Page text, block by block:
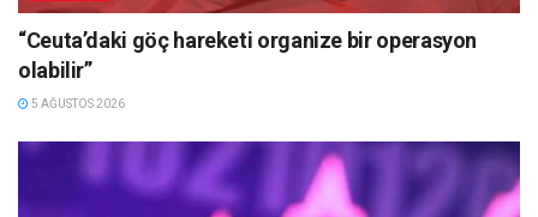
“Ceuta’daki göç hareketi organize bir operasyon
olabilir”
5 AĞUSTOS 2026